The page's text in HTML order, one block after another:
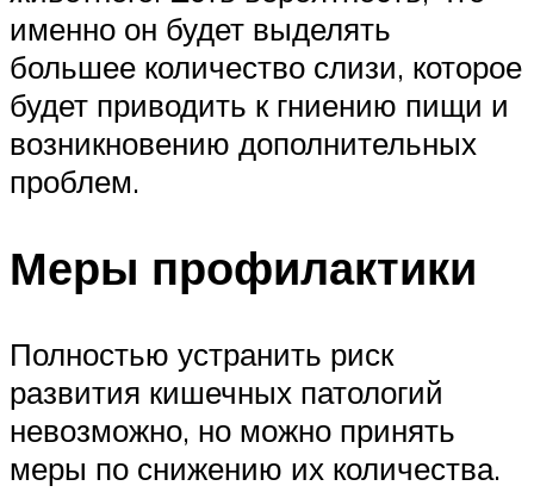
именно он будет выделять
большее количество слизи, которое
будет приводить к гниению пищи и
возникновению дополнительных
проблем.
Меры профилактики
Полностью устранить риск
развития кишечных патологий
невозможно, но можно принять
меры по снижению их количества.